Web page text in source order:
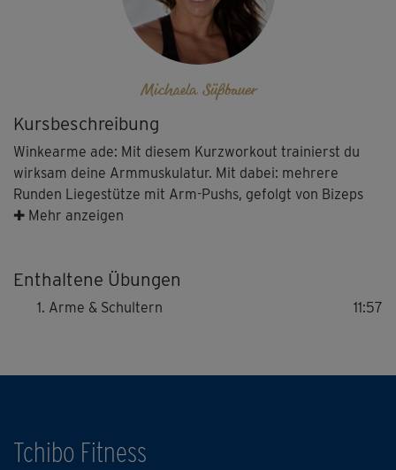
Kursbeschreibung
Winkearme ade: Mit diesem Kurzworkout trainierst du
wirksam deine Armmuskulatur. Mit dabei: mehrere
Runden Liegestütze mit Arm-Pushs, gefolgt von Bizeps
Curls im Stand (Gewichte inklusive!), Trizeps Pushs in
bringt auch mehr Stabilität und Kraft in Schultern und
Rumpf.
✚ Mehr anzeigen
Enthaltene Übungen
Arme & Schultern 11:57
Michaela Süßbauer
Tchibo Fitness